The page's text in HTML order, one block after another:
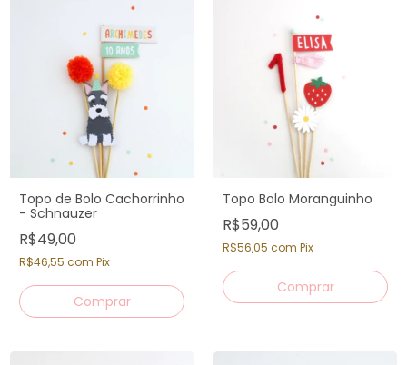
Topo de Bolo Cachorrinho
- Schnauzer
R$49,00
R$46,55 com Pix
Topo Bolo Moranguinho
R$59,00
R$56,05 com Pix